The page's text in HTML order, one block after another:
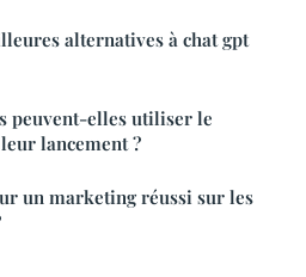
alternatives à chat gpt
peuvent-elles utiliser le
lancement ?
un marketing réussi sur les